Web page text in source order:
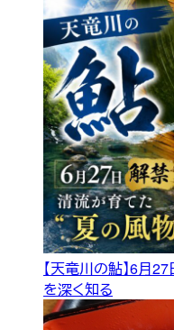
【天竜川の鮎】6月
を深く知る